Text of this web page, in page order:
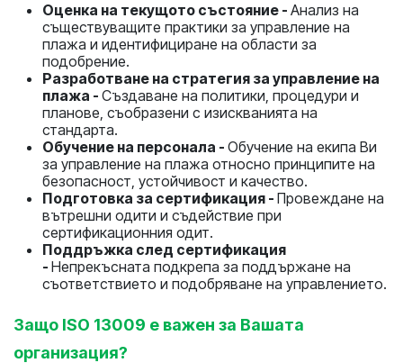
Оценка на текущото състояние - Анализ на
съществуващите практики за управление на
плажа и идентифициране на области за
подобрение.
Разработване на стратегия за управление на
плажа - Създаване на политики, процедури и
планове, съобразени с изискванията на
стандарта.
Обучение на персонала - Обучение на екипа Ви
за управление на плажа относно принципите на
безопасност, устойчивост и качество.
Подготовка за сертификация - Провеждане на
вътрешни одити и съдействие при
сертификационния одит.
Поддръжка след сертификация
- Непрекъсната подкрепа за поддържане на
съответствието и подобряване на управлението.
Защо ISO 13009 е важен за Вашата
организация?